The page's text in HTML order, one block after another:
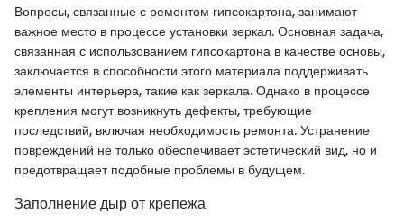
Вопросы, связанные с ремонтом гипсокартона, занимают
важное место в процессе установки зеркал. Основная задача,
связанная с использованием гипсокартона в качестве основы,
заключается в способности этого материала поддерживать
элементы интерьера, такие как зеркала. Однако в процессе
крепления могут возникнуть дефекты, требующие
последствий, включая необходимость ремонта. Устранение
повреждений не только обеспечивает эстетический вид, но и
предотвращает подобные проблемы в будущем.
Заполнение дыр от крепежа